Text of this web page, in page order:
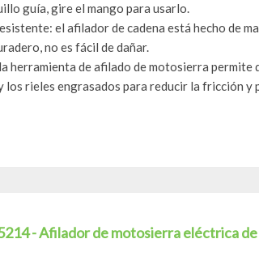
guía, gire el mango para usarlo.
el afilador de cadena está hecho de
no es fácil de dañar.
herramienta de afilado de motosierra permite
los rieles engrasados ​​para reducir la fricción y
- Afilador de motosierra eléctrica